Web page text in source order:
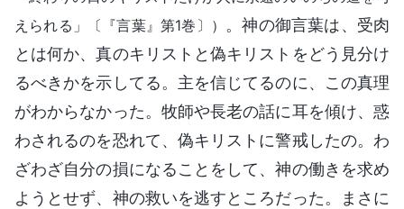
えられる」〔『言葉』第1巻〕） 。神の御言葉は、受肉
とは何か、真のキリストと偽キリストをどう見分け
るべきかを示してる。主を信じてるのに、この真理
がわからなかった。牧師や長老の話に耳を傾け、惑
わされるのを恐れて、偽キリストに警戒したの。わ
ざわざ自分の損になることをして、神の働きを求め
ようとせず、神の救いを逃すところだった。まさに